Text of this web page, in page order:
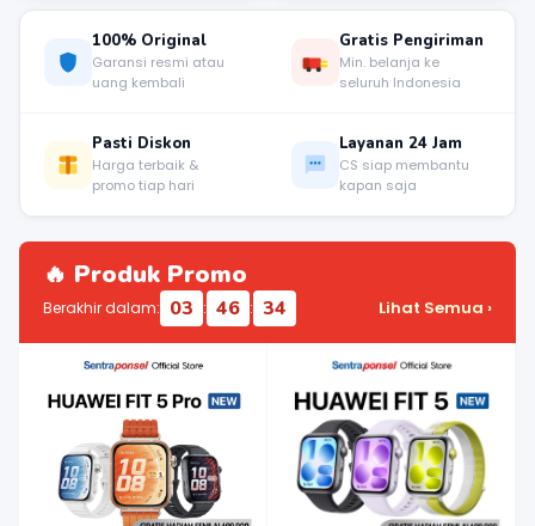
100% Original
Garansi resmi atau
uang kembali
Gratis Pengiriman
Min. belanja ke
seluruh Indonesia
Pasti Diskon
Harga terbaik &
promo tiap hari
Layanan 24 Jam
CS siap membantu
kapan saja
🔥 Produk Promo
Berakhir dalam: 03 : 46 : 34 Lihat Semua ›